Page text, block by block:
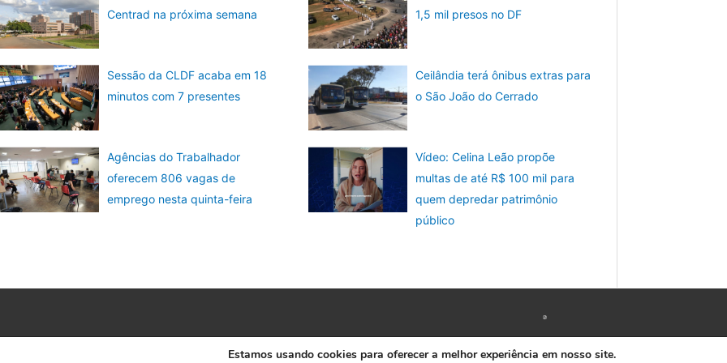
Centrad na próxima semana
1,5 mil presos no DF
Sessão da CLDF acaba em 18
minutos com 7 presentes
Ceilândia terá ônibus extras para
o São João do Cerrado
Agências do Trabalhador
oferecem 806 vagas de
emprego nesta quinta-feira
Vídeo: Celina Leão propõe
multas de até R$ 100 mil para
quem depredar patrimônio
público
Copyright © 2026 www.ACORDA DF
Estamos usando cookies para oferecer a melhor experiência em nosso site.